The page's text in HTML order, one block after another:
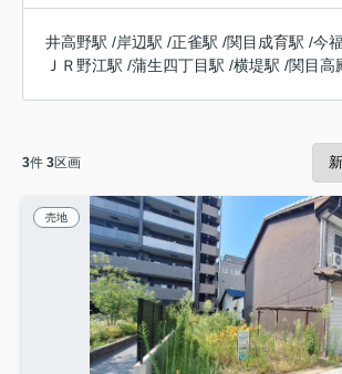
井高野駅 /岸辺駅 /正雀駅 /関目成育駅 /今
ＪＲ野江駅 /蒲生四丁目駅 /横堤駅 /関目高
3件 3区画
売地